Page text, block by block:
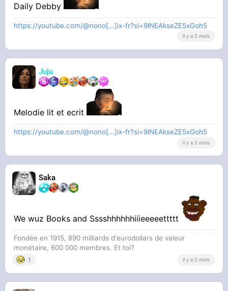
Daily Debby
https://youtube.com/@nono[...]ix-fr?si=9lNEAkseZE5xGoh5
il y a 2 mois
Juju
Melodie lit et ecrit
https://youtube.com/@nono[...]ix-fr?si=9lNEAkseZE5xGoh5
il y a 2 mois
Saka
We wuz Books and Sssshhhhhhiiieeeeettttt
Fondée en 1915, 890 milliards d'eurodollars de valeur
monétaire, 600 000 membres. Et toi?
1 il y a 2 mois